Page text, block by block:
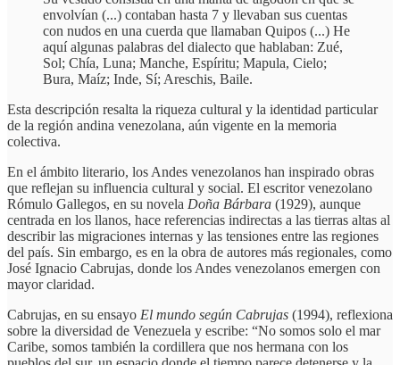
envolvían (...) contaban hasta 7 y llevaban sus cuentas
con nudos en una cuerda que llamaban Quipos (...) He
aquí algunas palabras del dialecto que hablaban: Zué,
Sol; Chía, Luna; Manche, Espíritu; Mapula, Cielo;
Bura, Maíz; Inde, Sí; Areschis, Baile.
Esta descripción resalta la riqueza cultural y la identidad particular
de la región andina venezolana, aún vigente en la memoria
colectiva.
En el ámbito literario, los Andes venezolanos han inspirado obras
que reflejan su influencia cultural y social. El escritor venezolano
Rómulo Gallegos, en su novela Doña Bárbara (1929), aunque
centrada en los llanos, hace referencias indirectas a las tierras altas al
describir las migraciones internas y las tensiones entre las regiones
del país. Sin embargo, es en la obra de autores más regionales, como
José Ignacio Cabrujas, donde los Andes venezolanos emergen con
mayor claridad.
Cabrujas, en su ensayo El mundo según Cabrujas (1994), reflexiona
sobre la diversidad de Venezuela y escribe: “No somos solo el mar
Caribe, somos también la cordillera que nos hermana con los